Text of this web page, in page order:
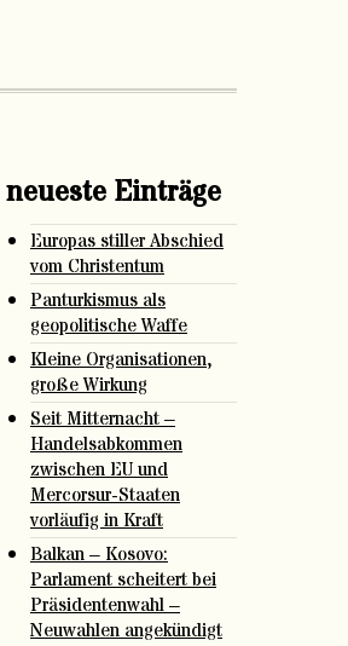
neueste Einträge
Europas stiller Abschied
vom Christentum
Panturkismus als
geopolitische Waffe
Kleine Organisationen,
große Wirkung
Seit Mitternacht –
Handelsabkommen
zwischen EU und
Mercorsur-Staaten
vorläufig in Kraft
Balkan – Kosovo:
Parlament scheitert bei
Präsidentenwahl –
Neuwahlen angekündigt